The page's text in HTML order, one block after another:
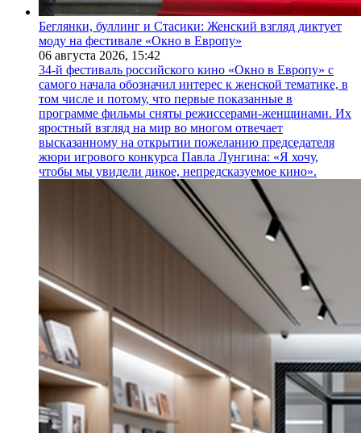
Беглянки, буллинг и Стасики: Женский взгляд диктует
моду на фестивале «Окно в Европу»
06 августа 2026, 15:42
34-й фестиваль российского кино «Окно в Европу» с
самого начала обозначил интерес к женской тематике, в
том числе и потому, что первые показанные в
программе фильмы сняты режиссерами-женщинами. Их
яростный взгляд на мир во многом отвечает
высказанному на открытии пожеланию председателя
жюри игрового конкурса Павла Лунгина: «Я хочу,
чтобы мы увидели дикое, непредсказуемое кино».